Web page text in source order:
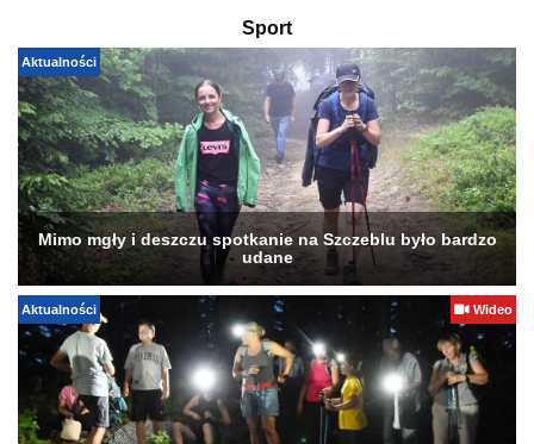
Sport
Aktualności
Mimo mgły i deszczu spotkanie na Szczeblu było bardzo
udane
Aktualności Wideo